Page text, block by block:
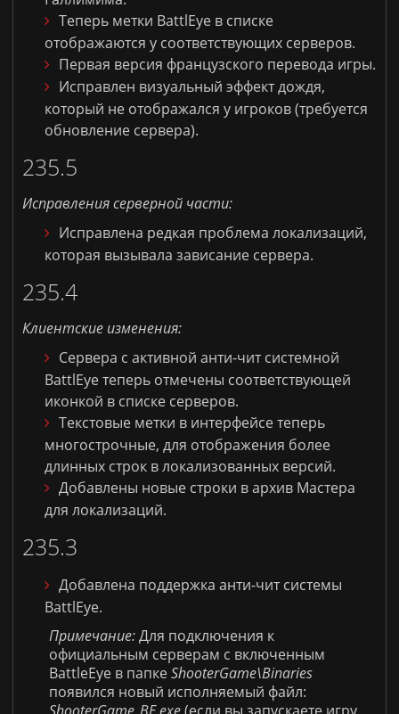
Теперь метки BattlEye в списке
отображаются у соответствующих серверов.
Первая версия французского перевода игры.
Исправлен визуальный эффект дождя,
который не отображался у игроков (требуется
обновление сервера).
235.5
Исправления серверной части:
Исправлена редкая проблема локализаций,
которая вызывала зависание сервера.
235.4
Клиентские изменения:
Сервера с активной анти-чит системной
BattlEyeтеперь отмечены соответствующей
иконкой в списке серверов.
Текстовые метки в интерфейсе теперь
многострочные, для отображения более
длинных строк в локализованных версий.
Добавлены новые строки в архив Мастера
для локализаций.
235.3
Добавлена поддержка анти-чит системы
BattlEye.
Примечание:Для подключения к
официальным серверам с включенным
BattleEye в папкеShooterGame\Binaries
появился новый исполняемый файл: